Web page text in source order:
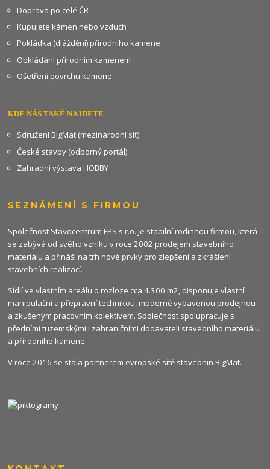
Doprava po celé ČR
Kupujete kámen nebo vzduch
Pokládka (dláždění) přírodního kamene
Obkládání přírodním kamenem
Ošetření povrchu kamene
KDE NÁS TAKÉ NAJDETE
Sdružení BIgMat (mezinárodní síť)
České stavby (odborný portál)
Zahradní výstava HOBBY
SEZNÁMENÍ S FIRMOU
Společnost Stavocentrum FPS s.r.o. je stabilní rodinnou firmou, která
se zabývá od svého vzniku v roce 2002 prodejem stavebního
materiálu a přináší na trh nové prvky pro zlepšení a zkrášlení
stavebních realizací.
Sídlí ve vlastním areálu o rozloze cca 4.300 m2, disponuje vlastní
manipulační a přepravní technikou, moderně vybavenou prodejnou
a zkušeným pracovním kolektivem. Společnost spolupracuje s
předními tuzemskými i zahraničními dodavateli stavebního materiálu
a přírodního kamene.
V roce 2016 se stala partnerem evropské sítě stavebnin BigMat.